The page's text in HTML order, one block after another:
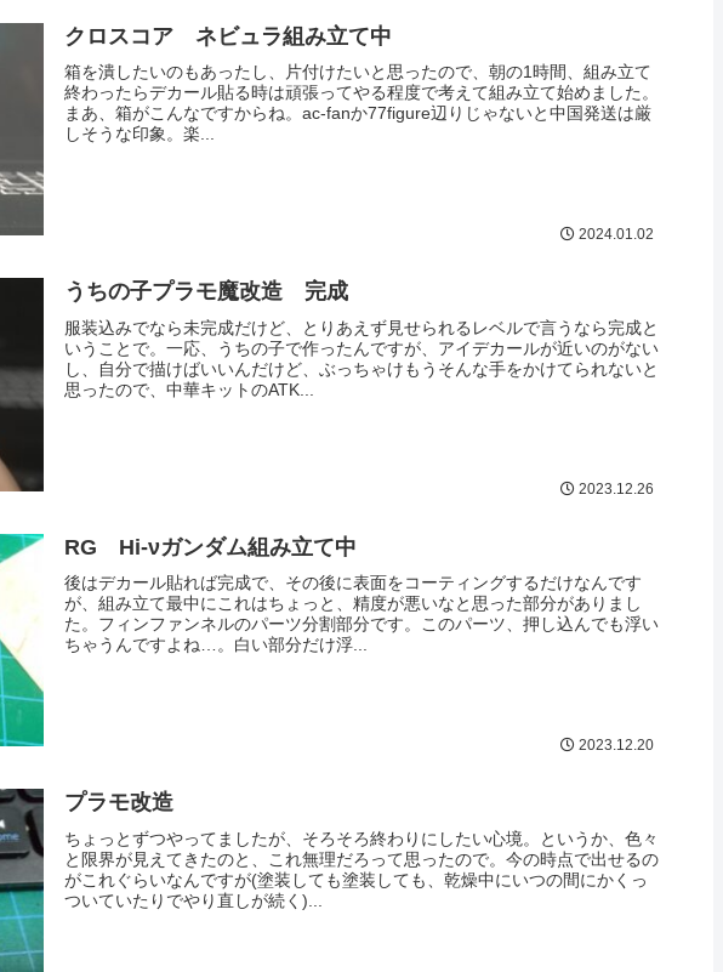
クロスコア ネビュラ組み立て中
箱を潰したいのもあったし、片付けたいと思ったので、朝の1時間、組み立て
終わったらデカール貼る時は頑張ってやる程度で考えて組み立て始めました。
まあ、箱がこんなですからね。ac-fanか77figure辺りじゃないと中国発送は厳
しそうな印象。楽...
2024.01.02
うちの子プラモ魔改造 完成
服装込みでなら未完成だけど、とりあえず見せられるレベルで言うなら完成と
いうことで。一応、うちの子で作ったんですが、アイデカールが近いのがない
し、自分で描けばいいんだけど、ぶっちゃけもうそんな手をかけてられないと
思ったので、中華キットのATK...
2023.12.26
RG Hi-νガンダム組み立て中
後はデカール貼れば完成で、その後に表面をコーティングするだけなんです
が、組み立て最中にこれはちょっと、精度が悪いなと思った部分がありまし
た。フィンファンネルのパーツ分割部分です。このパーツ、押し込んでも浮い
ちゃうんですよね…。白い部分だけ浮...
2023.12.20
プラモ改造
ちょっとずつやってましたが、そろそろ終わりにしたい心境。というか、色々
と限界が見えてきたのと、これ無理だろって思ったので。今の時点で出せるの
がこれぐらいなんですが(塗装しても塗装しても、乾燥中にいつの間にかくっ
ついていたりでやり直しが続く)...